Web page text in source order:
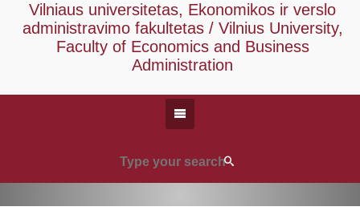
Vilniaus universitetas, Ekonomikos ir verslo
administravimo fakultetas / Vilnius University,
Faculty of Economics and Business
Administration